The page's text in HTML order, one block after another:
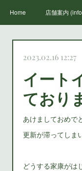
Home 店舗案内
2023.02.16 12:27
イート
ており
あけましておめで
更新が滞ってしま
どうする家康がは